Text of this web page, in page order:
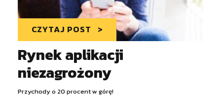
CZYTAJ POST
Rynek aplikacji
niezagrożony
Przychody o 20 procent w górę!